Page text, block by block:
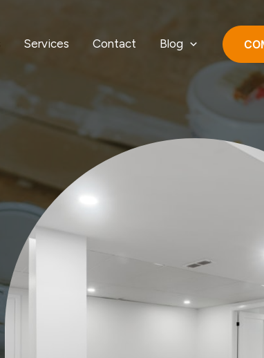
Services Contact Blog